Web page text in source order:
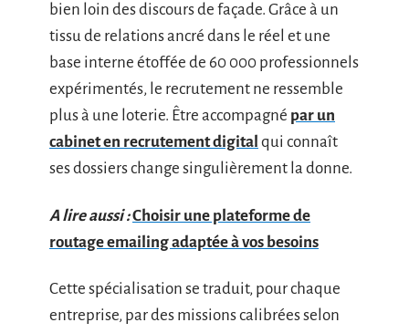
bien loin des discours de façade. Grâce à un
tissu de relations ancré dans le réel et une
base interne étoffée de 60 000 professionnels
expérimentés, le recrutement ne ressemble
plus à une loterie. Être accompagné par un
cabinet en recrutement digital qui connaît
ses dossiers change singulièrement la donne.
A lire aussi :Choisir une plateforme de
routage emailing adaptée à vos besoins
Cette spécialisation se traduit, pour chaque
entreprise, par des missions calibrées selon